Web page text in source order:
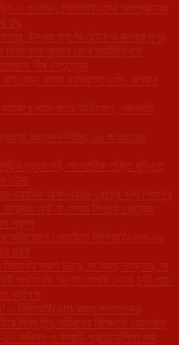
ও পথসভা, সিপিআইএমের অপপ্রচারের
রায়
উদ্ধার স্বর্ণের চেইন ও রুপোর নূপুর
সামনে রেখে নয়াদিল্লিতে
শীর্ষ নেতৃত্বের
বাইখোড়া থানার নবনিযুক্ত ওসি, অপরাধ
কার্যকরে গাফিলতির অভিযোগ, নজরদারি
রক্তদান শিবির, ৬৫ জওয়ানের
প্রথম পর্ব, সাংগঠনিক শক্তি বৃদ্ধিতে
বৈঠক
একাধিক অঙ্গনওয়াড়ি কেন্দ্রে বন্ধ শিশুদের
অর্থ না মেলায় বিপাকে কেন্দ্রের
প্রশ্ন
অভিযোগে খোয়াইতে সিপিআই(এম)-এর
ধরনা
বিভাগের করুণ চিত্র, না আছে ডাক্তার, না
গার্ডদেরই ‘জুতো সেলাই থেকে চন্ডী পাঠ’
কর্তৃপক্ষ
– সিপিআই(এম) রাজ্য সম্পাদকের
বিশ্ব হিন্দু পরিষদের বিক্ষোভে তোলপাড়
১৭ ভলিবল ও কাবাডি প্রতিযোগিতা শুরু,